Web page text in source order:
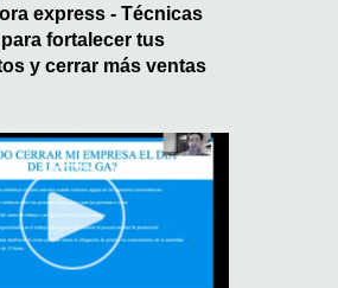
express - Técnicas
fortalecer tus
y cerrar más ventas